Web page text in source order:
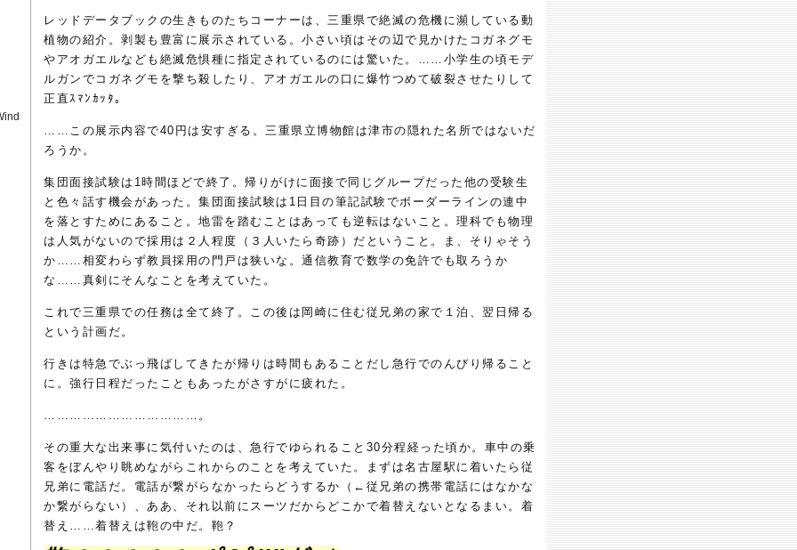
レッドデータブックの生きものたちコーナーは、三重県で絶滅の危機に瀕している動
植物の紹介。剥製も豊富に展示されている。小さい頃はその辺で見かけたコガネグモ
やアオガエルなども絶滅危惧種に指定されているのには驚いた。……小学生の頃モデ
ルガンでコガネグモを撃ち殺したり、アオガエルの口に爆竹つめて破裂させたりして
正直ｽﾏﾝｶｯﾀ。
……この展示内容で40円は安すぎる。三重県立博物館は津市の隠れた名所ではないだ
ろうか。
集団面接試験は1時間ほどで終了。帰りがけに面接で同じグループだった他の受験生
と色々話す機会があった。集団面接試験は1日目の筆記試験でボーダーラインの連中
を落とすためにあること。地雷を踏むことはあっても逆転はないこと。理科でも物理
は人気がないので採用は２人程度（３人いたら奇跡）だということ。ま、そりゃそう
か……相変わらず教員採用の門戸は狭いな。通信教育で数学の免許でも取ろうか
な……真剣にそんなことを考えていた。
これで三重県での任務は全て終了。この後は岡崎に住む従兄弟の家で１泊、翌日帰る
という計画だ。
行きは特急でぶっ飛ばしてきたが帰りは時間もあることだし急行でのんびり帰ること
に。強行日程だったこともあったがさすがに疲れた。
………………………………。
その重大な出来事に気付いたのは、急行でゆられること30分程経った頃か。車中の乗
客をぼんやり眺めながらこれからのことを考えていた。まずは名古屋駅に着いたら従
兄弟に電話だ。電話が繋がらなかったらどうするか（←従兄弟の携帯電話にはなかな
か繋がらない）、ああ、それ以前にスーツだからどこかで着替えないとなるまい。着
替え……着替えは鞄の中だ。鞄？